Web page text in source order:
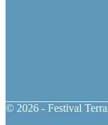
© 2026 - Festival